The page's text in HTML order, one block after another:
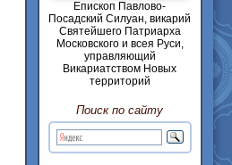
Епископ Павлово-
Посадский Силуан, викарий
Святейшего Патриарха
Московского и всея Руси,
управляющий
Викариатством Новых
территорий
Поиск по сайту